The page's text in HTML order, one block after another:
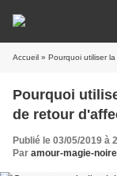
Accueil » Pourquoi utiliser
Pourquoi
de retour
Publié le 03/05/2019 à
Par amour-magie-noire